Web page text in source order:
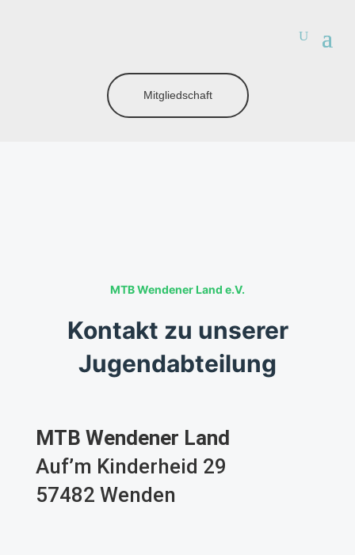
Mitgliedschaft
MTB Wendener Land e.V.
Kontakt zu unserer
Jugendabteilung
MTB Wendener Land
Auf’m Kinderheid 29
57482 Wenden